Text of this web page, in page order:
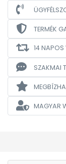
TERMÉK
14 NAPOS
SZAKMAI
MAGYAR